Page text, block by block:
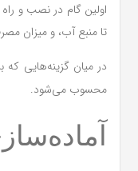
اولین گام در نصب و
تا منبع آب، و میزان
در میان گزینه‌هایی که
محسوب می‌شود.